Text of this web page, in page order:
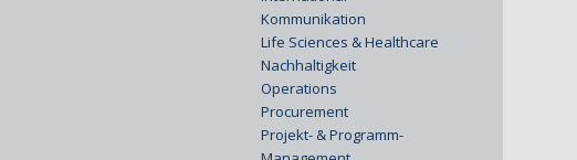
Kommunikation
Life Sciences & Healthcare
Nachhaltigkeit
Operations
Procurement
Projekt- & Programm-